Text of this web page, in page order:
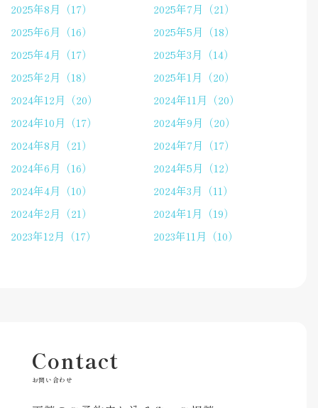
2025年8月（17）
2025年7月（21）
2025年6月（16）
2025年5月（18）
2025年4月（17）
2025年3月（14）
2025年2月（18）
2025年1月（20）
2024年12月（20）
2024年11月（20）
2024年10月（17）
2024年9月（20）
2024年8月（21）
2024年7月（17）
2024年6月（16）
2024年5月（12）
2024年4月（10）
2024年3月（11）
2024年2月（21）
2024年1月（19）
2023年12月（17）
2023年11月（10）
Contact
お問い合わせ